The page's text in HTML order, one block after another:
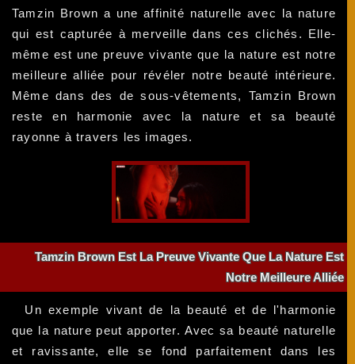
Tamzin Brown a une affinité naturelle avec la nature
qui est capturée à merveille dans ces clichés. Elle-
même est une preuve vivante que la nature est notre
meilleure alliée pour révéler notre beauté intérieure.
Même dans des de sous-vêtements, Tamzin Brown
reste en harmonie avec la nature et sa beauté
rayonne à travers les images.
Tamzin Brown Est La Preuve Vivante Que La Nature Est
Notre Meilleure Alliée
Un exemple vivant de la beauté et de l'harmonie
que la nature peut apporter. Avec sa beauté naturelle
et ravissante, elle se fond parfaitement dans les